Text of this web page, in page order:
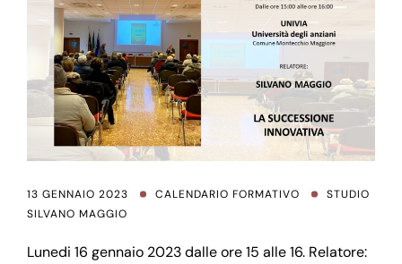
13 GENNAIO 2023 CALENDARIO FORMATIVO
STUDIO
SILVANO MAGGIO
Lunedi 16 gennaio 2023 dalle ore 15 alle 16. Relatore: